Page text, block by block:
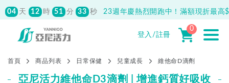
04 天 12 時 51 分 33 秒 23週年慶熱烈開跑中！滿額現折最高
登入/註冊
0
首頁 商品列表 日常保健 兒童成長 維他命D滴劑
亞尼活力維他命D3滴劑 | 增進鈣質好吸收